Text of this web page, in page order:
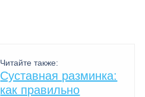
Читайте также:
Суставная разминка:
как правильно